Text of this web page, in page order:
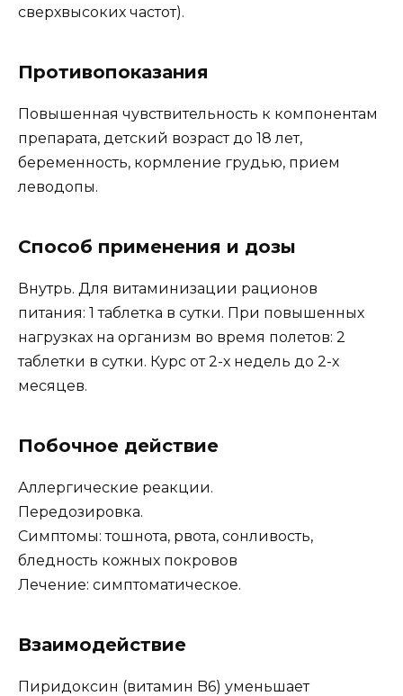
сверхвысоких частот).
Противопоказания
Повышенная чувствительность к компонентам
препарата, детский возраст до 18 лет,
беременность, кормление грудью, прием
леводопы.
Способ применения и дозы
Внутрь. Для витаминизации рационов
питания: 1 таблетка в сутки. При повышенных
нагрузках на организм во время полетов: 2
таблетки в сутки. Курс от 2-х недель до 2-х
месяцев.
Побочное действие
Аллергические реакции.
Передозировка.
Симптомы: тошнота, рвота, сонливость,
бледность кожных покровов
Лечение: симптоматическое.
Взаимодействие
Пиридоксин (витамин B6) уменьшает